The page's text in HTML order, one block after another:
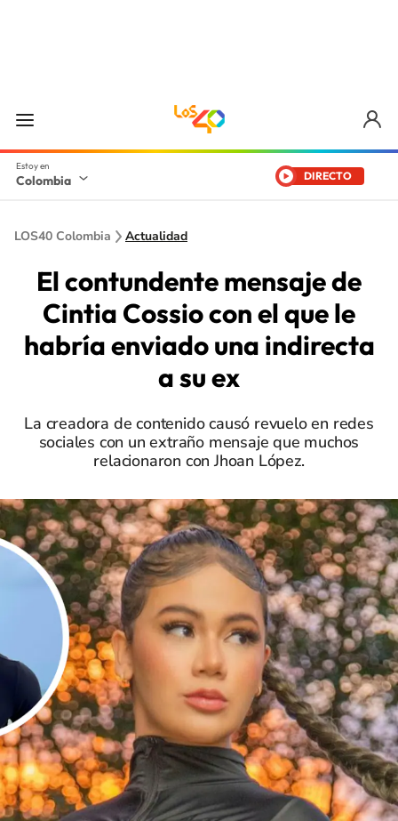
Colombia DIRECTO
LOS40 Colombia Actualidad
El contundente mensaje de
Cintia Cossio con el que le
habría enviado una indirecta
a su ex
La creadora de contenido causó revuelo en redes
sociales con un extraño mensaje que muchos
relacionaron con Jhoan López.